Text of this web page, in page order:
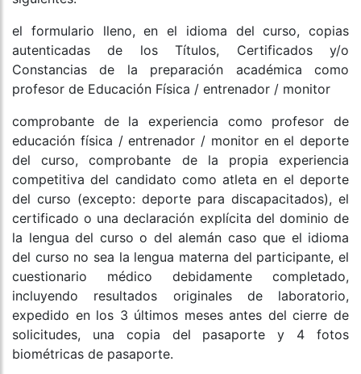
el formulario lleno, en el idioma del curso, copias
autenticadas de los Títulos, Certificados y/o
Constancias de la preparación académica como
profesor de Educación Física / entrenador / monitor
comprobante de la experiencia como profesor de
educación física / entrenador / monitor en el deporte
del curso, comprobante de la propia experiencia
competitiva del candidato como atleta en el deporte
del curso (excepto: deporte para discapacitados), el
certificado o una declaración explícita del dominio de
la lengua del curso o del alemán caso que el idioma
del curso no sea la lengua materna del participante, el
cuestionario médico debidamente completado,
incluyendo resultados originales de laboratorio,
expedido en los 3 últimos meses antes del cierre de
solicitudes, una copia del pasaporte y 4 fotos
biométricas de pasaporte.